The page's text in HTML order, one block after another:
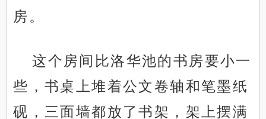
房。
这个房间比洛华池的书房要小一
些，书桌上堆着公文卷轴和笔墨纸
砚，三面墙都放了书架，架上摆满